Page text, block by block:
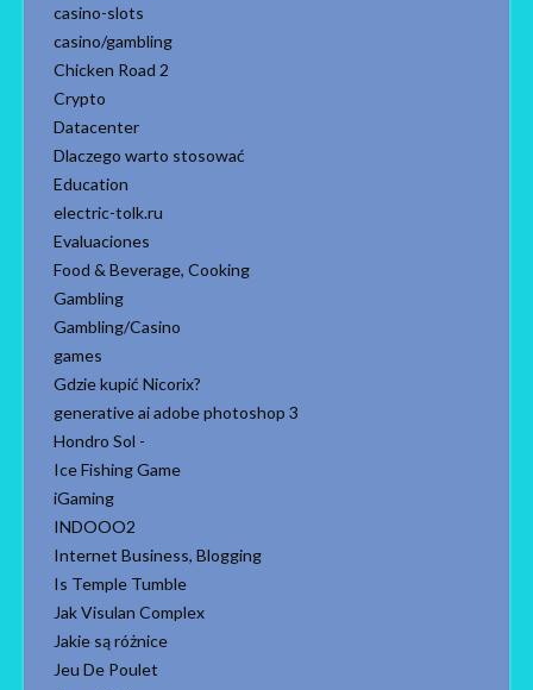
casino-slots
casino/gambling
Chicken Road 2
Crypto
Datacenter
Dlaczego warto stosować
Education
electric-tolk.ru
Evaluaciones
Food & Beverage, Cooking
Gambling
Gambling/Casino
games
Gdzie kupić Nicorix?
generative ai adobe photoshop 3
Hondro Sol -
Ice Fishing Game
iGaming
INDOOO2
Internet Business, Blogging
Is Temple Tumble
Jak Visulan Complex
Jakie są różnice
Jeu De Poulet